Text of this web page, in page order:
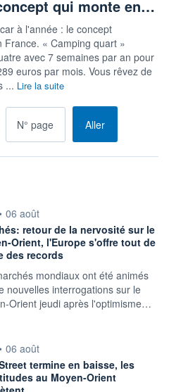
qui monte en…
à l'année : le concept
« Camping quart »
avec 7 semaines par an pour
euros par mois. Vous rêvez de
... Lire la suite
Allerà la page
fournie par
06 août
retour de la nervosité sur le
Orient, l'Europe s'offre tout de
des records
mondiaux ont été animés
nouvelles interrogations sur le
Orient jeudi après l'optimisme…
fournie par
06 août
termine en baisse, les
au Moyen-Orient